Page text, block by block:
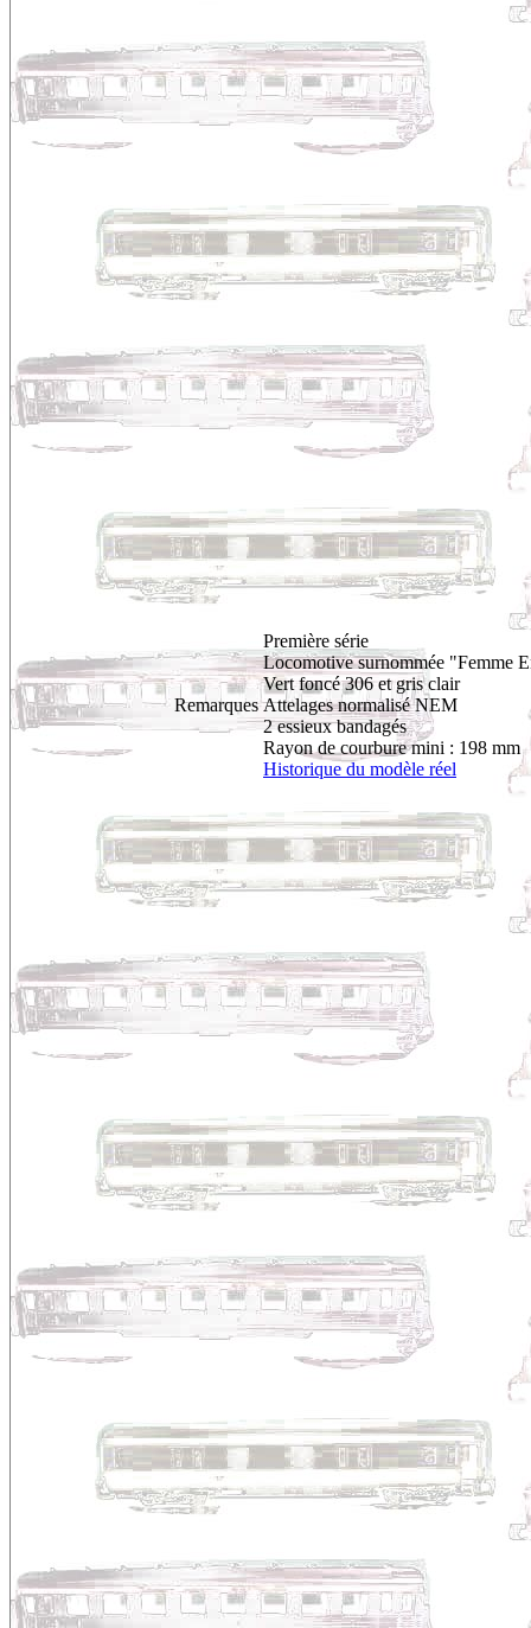
Remarques
Première série
Locomotive surnommée "Femme
Vert foncé 306 et gris clair
Attelages normalisé NEM
2 essieux bandagés
Rayon de courbure mini : 198 mm
Historique du modèle réel